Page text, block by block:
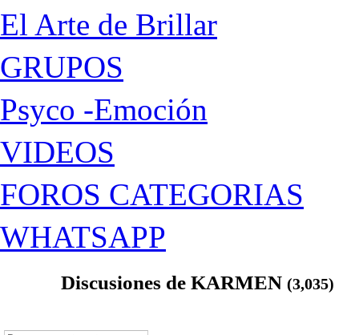
El Arte de Brillar
GRUPOS
Psyco -Emoción
VIDEOS
FOROS CATEGORIAS
WHATSAPP
Discusiones de KARMEN (3,035)